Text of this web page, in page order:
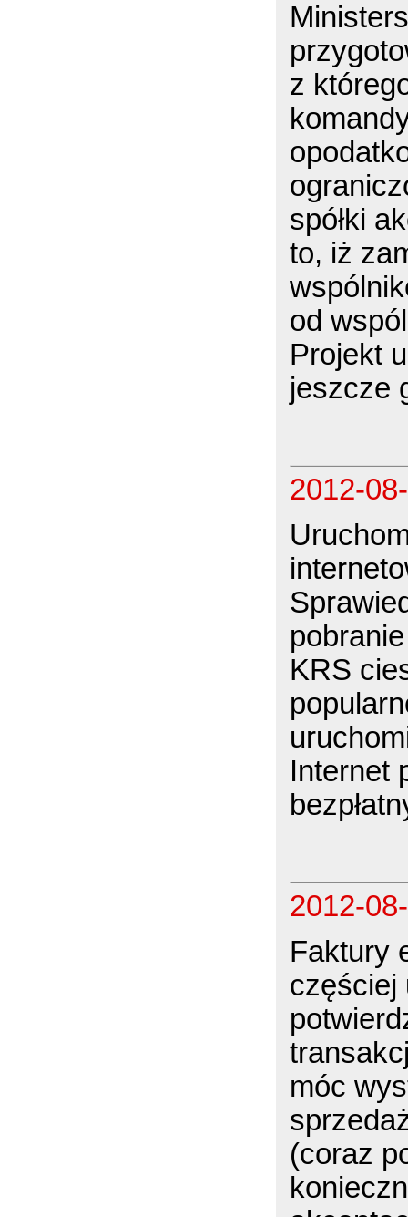
z
spółki
to, iż
od
Projekt
jeszcze
2012-
KRS
Internet
2012-
Faktury
częściej
móc
(coraz